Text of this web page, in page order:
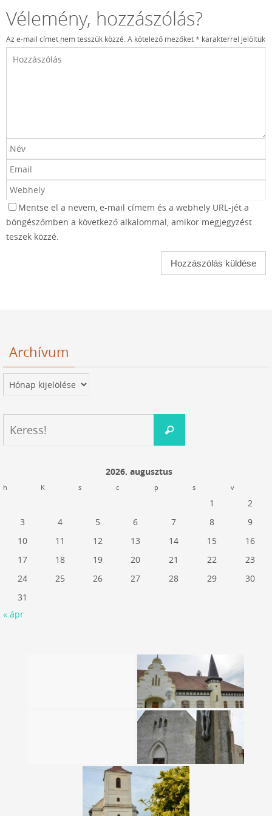
Vélemény, hozzászólás?
Az e-mail címet nem tesszük közzé.A kötelező mezőket* karakterrel jelöltük
Mentse el a nevem, e-mail címem és a webhely URL-jét a
böngészőmben a következő alkalommal, amikor megjegyzést
teszek közzé.
Archívum
Archívum
Keress!
2026. augusztus
h K s c p s v
1
2
3
4 5 6 7 8
9
10
11 12 13 14 15
16
17
18 19 20 21 22
23
24
25 26 27 28 29
30
31
« ápr